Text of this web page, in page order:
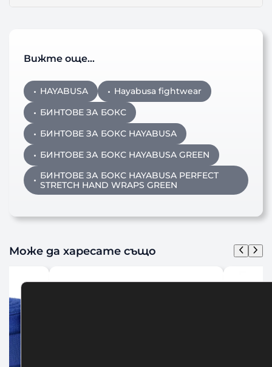
Вижте още…
HAYABUSA
Hayabusa fightwear
БИНТОВЕ ЗА БОКС
БИНТОВЕ ЗА БОКС HAYABUSA
БИНТОВЕ ЗА БОКС HAYABUSA GREEN
БИНТОВЕ ЗА БОКС HAYABUSA PERFECT
STRETCH HAND WRAPS GREEN
Може да харесате също